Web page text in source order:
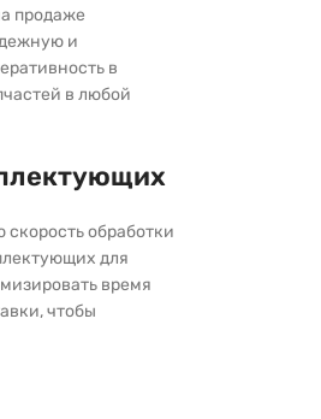
продаже
и
в
в любой
обработки
для
время
чтобы